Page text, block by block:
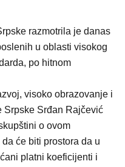
razmotrila je danas
u oblasti visokog
po hitnom
visoko obrazovanje i
Srpske Srđan Rajčević
o ovom
će biti prostora da u
platni koeficijenti i